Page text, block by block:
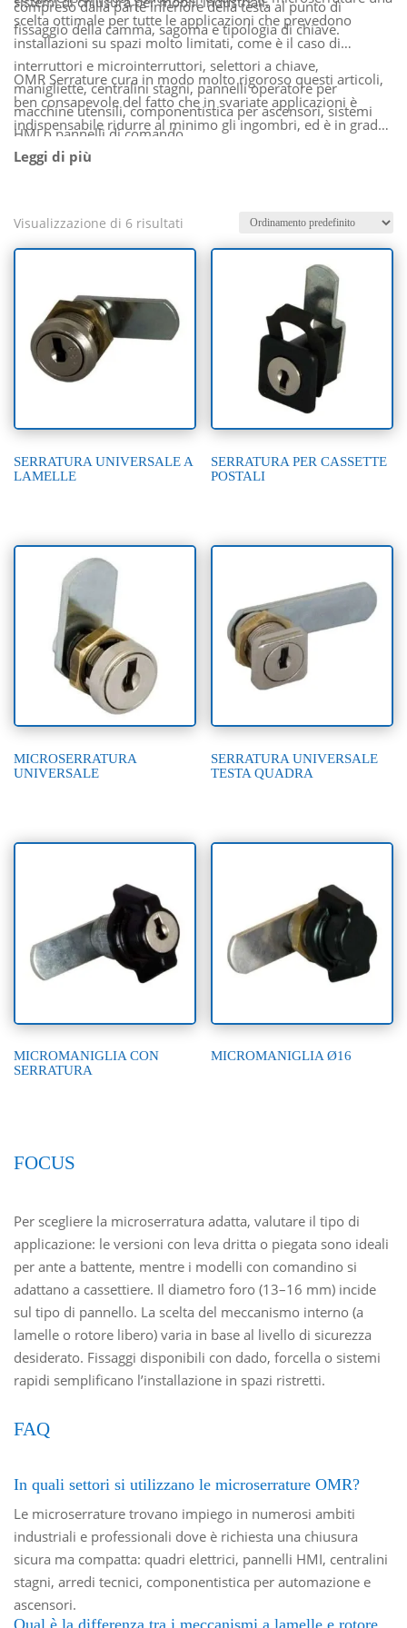
compreso dalla parte inferiore della testa al punto di
fissaggio della camma, sagoma e tipologia di chiave.
scelta ottimale per tutte le applicazioni che prevedono
installazioni su spazi molto limitati, come è il caso di
interruttori e microinterruttori, selettori a chiave,
manigliette, centralini stagni, pannelli operatore per
macchine utensili, componentistica per ascensori, sistemi
HMI o pannelli di comando.
OMR Serrature cura in modo molto rigoroso questi articoli,
ben consapevole del fatto che in svariate applicazioni è
indispensabile ridurre al minimo gli ingombri, ed è in grado
di soddisfare le esigenze del cliente all’insegna della
personalizzazione e della massima precisione.
Visualizzazione di 6 risultati
SERRATURA UNIVERSALE A
LAMELLE
SERRATURA PER CASSETTE
POSTALI
MICROSERRATURA
UNIVERSALE
SERRATURA UNIVERSALE
TESTA QUADRA
MICROMANIGLIA CON
SERRATURA
MICROMANIGLIA Ø16
FOCUS
Per scegliere la microserratura adatta, valutare il tipo di
applicazione: le versioni con leva dritta o piegata sono ideali
per ante a battente, mentre i modelli con comandino si
adattano a cassettiere. Il diametro foro (13–16 mm) incide
sul tipo di pannello. La scelta del meccanismo interno (a
lamelle o rotore libero) varia in base al livello di sicurezza
desiderato. Fissaggi disponibili con dado, forcella o sistemi
rapidi semplificano l’installazione in spazi ristretti.
FAQ
In quali settori si utilizzano le microserrature OMR?
Le microserrature trovano impiego in numerosi ambiti
industriali e professionali dove è richiesta una chiusura
sicura ma compatta: quadri elettrici, pannelli HMI, centralini
stagni, arredi tecnici, componentistica per automazione e
ascensori.